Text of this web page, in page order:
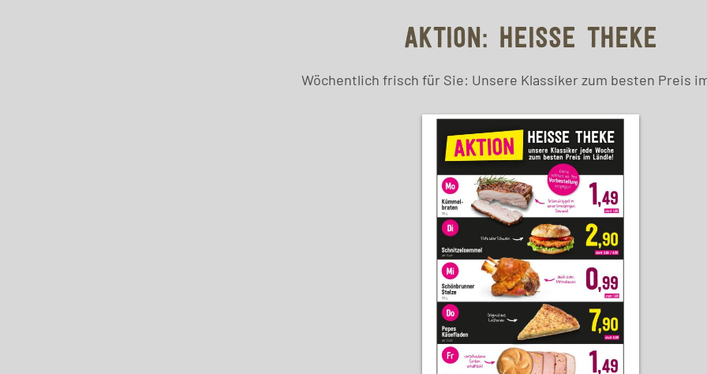
AKTION: HEISSE THEKE
Wöchentlich frisch für Sie: Unsere Klassiker zum besten Preis